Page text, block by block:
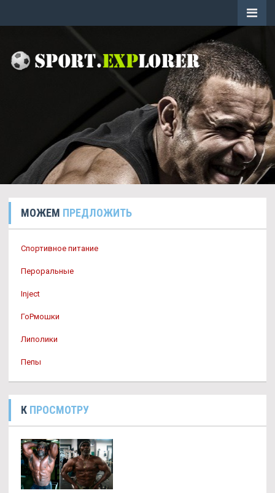
МОЖЕМ ПРЕДЛОЖИТЬ
Спортивное питание
Пероральные
Inject
ГоРмошки
Липолики
Пепы
К ПРОСМОТРУ